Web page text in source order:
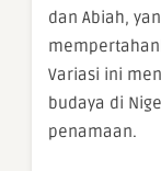
dan Abiah,
Variasi ini
budaya di
penamaan.